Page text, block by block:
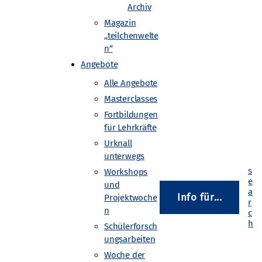
Archiv
Magazin
„teilchenwelte
n“
Angebote
Alle Angebote
Masterclasses
Fortbildungen
für Lehrkräfte
Urknall
unterwegs
Workshops
und
Projektwoche
n
Schülerforsch
ungsarbeiten
Woche der
Info für...
so auch den Alltag an
in das Studium an
das ganze Programm
in NRW. Wenn
wir auch das übernehmen